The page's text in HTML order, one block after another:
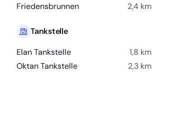
Friedensbrunnen
2,4 km
Tankstelle
Elan Tankstelle
1,8 km
Oktan Tankstelle
2,3 km